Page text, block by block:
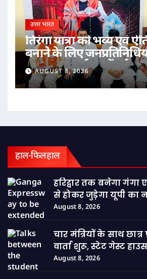
उत्तर भारत
तिरंगा यात्रा को भव्य एवं
बनाने के लिए
महानगर कार्यालय में हुई
AUGUST 8, 2026
हाल-फिलहाल
हरिद्वार तक बनेगा गंगा
से होकर जुड़ेगा यूपी का
August 8, 2026
चार मंत्रियों के साथ
वार्ता शुरू, स्टेट गेस्ट
August 8, 2026